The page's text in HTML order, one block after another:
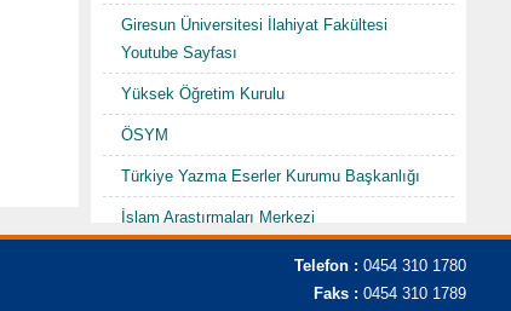
Giresun Üniversitesi İlahiyat Fakültesi
Youtube Sayfası
Yüksek Öğretim Kurulu
ÖSYM
Türkiye Yazma Eserler Kurumu Başkanlığı
İslam Araştırmaları Merkezi
Karadenizde Fütüvvet ve Ahilik
Telefon : 0454 310 1780
Faks : 0454 310 1789